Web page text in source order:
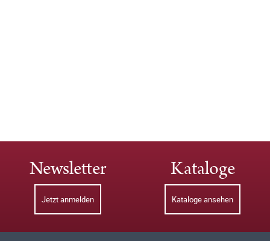
Newsletter
Jetzt anmelden
Kataloge
Kataloge ansehen